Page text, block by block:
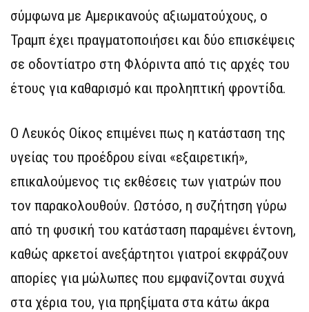
σύμφωνα με Αμερικανούς αξιωματούχους, ο
Τραμπ έχει πραγματοποιήσει και δύο επισκέψεις
σε οδοντίατρο στη Φλόριντα από τις αρχές του
έτους για καθαρισμό και προληπτική φροντίδα.
Ο Λευκός Οίκος επιμένει πως η κατάσταση της
υγείας του προέδρου είναι «εξαιρετική»,
επικαλούμενος τις εκθέσεις των γιατρών που
τον παρακολουθούν. Ωστόσο, η συζήτηση γύρω
από τη φυσική του κατάσταση παραμένει έντονη,
καθώς αρκετοί ανεξάρτητοι γιατροί εκφράζουν
απορίες για μώλωπες που εμφανίζονται συχνά
στα χέρια του, για πρηξίματα στα κάτω άκρα